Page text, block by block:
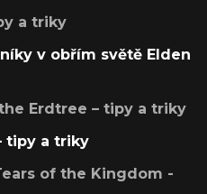
a triky
v obřím světě Elden
Erdtree – tipy a triky
tipy a triky
of the Kingdom -